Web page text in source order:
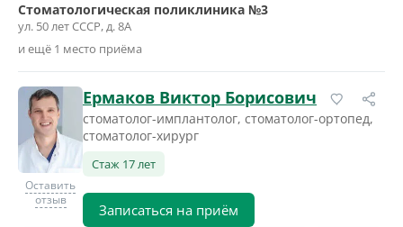
Стоматологическая поликлиника №3
ул. 50 лет СССР, д. 8А
и ещё 1 место приёма
Оставить
отзыв
Ермаков Виктор Борисович
стоматолог-имплантолог, стоматолог-ортопед,
стоматолог-хирург
Стаж 17 лет
Записаться на приём